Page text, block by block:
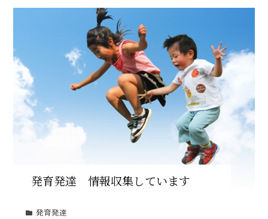
発育発達 情報収集しています
発育発達